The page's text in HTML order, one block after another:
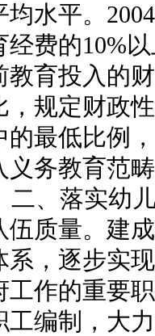
均水平。
经费的10%
教育投入的
，规定财政
的最低比例
义务教育范
、落实幼
伍质量。建
系，逐步实
工作的重要
工编制，大